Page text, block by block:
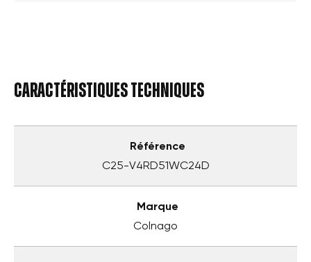
Caractéristiques techniques
Référence
C25-V4RD51WC24D
Marque
Colnago